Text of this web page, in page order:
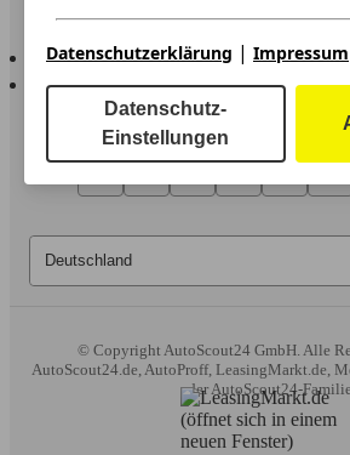
AutoScout24 für iOS
© Copyright AutoScout24 GmbH. Alle
AutoScout24.de, AutoProff, LeasingMarkt.de,
der AutoScout24-Familie.
Wir arbeiten mit 263 Anbietern
Datenschutzerklärung | Impressum
Datenschutz-
Einstellungen